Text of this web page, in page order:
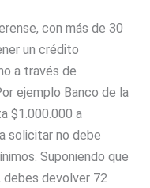
con más de 30
un crédito
a través de
ejemplo Banco de la
$1.000.000 a
solicitar no debe
Suponiendo que
devolver 72